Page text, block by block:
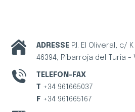
ADRESSE P.I. El Oliveral, c/
46394, Ribarroja del Turia -
TELEFON-FAX
T +34 961665037
F +34 961665167